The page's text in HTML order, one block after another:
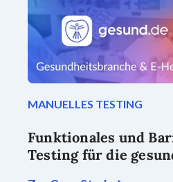
MANUELLES TESTING
Funktionales und
Testing für die